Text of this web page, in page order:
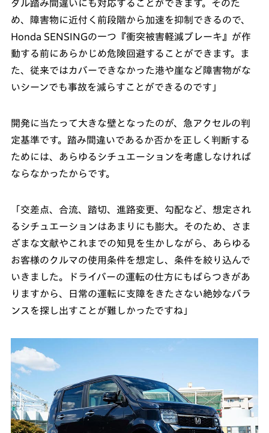
ダル踏み間違いにも対応することができます。そのた
め、障害物に近付く前段階から加速を抑制できるので、
Honda SENSINGの一つ『衝突被害軽減ブレーキ』が作
動する前にあらかじめ危険回避することができます。ま
た、従来ではカバーできなかった港や崖など障害物がな
いシーンでも事故を減らすことができるのです」
開発に当たって大きな壁となったのが、急アクセルの判
定基準です。踏み間違いであるか否かを正しく判断する
ためには、あらゆるシチュエーションを考慮しなければ
ならなかったからです。
「交差点、合流、踏切、進路変更、勾配など、想定され
るシチュエーションはあまりにも膨大。そのため、さま
ざまな文献やこれまでの知見を生かしながら、あらゆる
お客様のクルマの使用条件を想定し、条件を絞り込んで
いきました。ドライバーの運転の仕方にもばらつきがあ
りますから、日常の運転に支障をきたさない絶妙なバラ
ンスを探し出すことが難しかったですね」